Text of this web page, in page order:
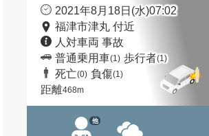
2021年8月18日(水)07:02
福津市津丸 付近
人対車両 事故
普通乗用車(1) 歩行者(1)
死亡(0) 負傷(1)
距離468m
他